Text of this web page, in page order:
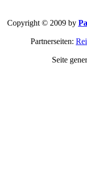
Copyright © 2009 by
Partnerseiten:
Seite